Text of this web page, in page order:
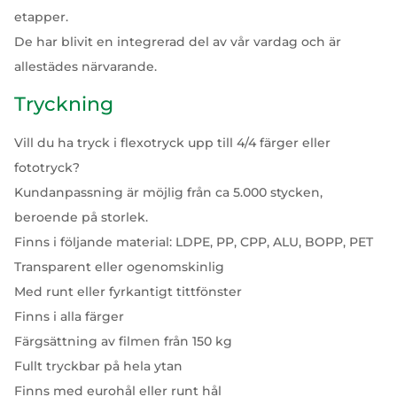
etapper.
De har blivit en integrerad del av vår vardag och är
allestädes närvarande.
Tryckning
Vill du ha tryck i flexotryck upp till 4/4 färger eller
fototryck?
Kundanpassning är möjlig från ca 5.000 stycken,
beroende på storlek.
Finns i följande material: LDPE, PP, CPP, ALU, BOPP, PET
Transparent eller ogenomskinlig
Med runt eller fyrkantigt tittfönster
Finns i alla färger
Färgsättning av filmen från 150 kg
Fullt tryckbar på hela ytan
Finns med eurohål eller runt hål